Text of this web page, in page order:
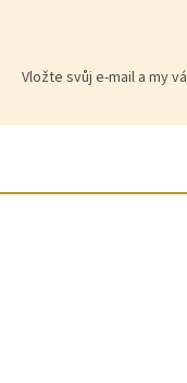
Vložte svůj e-mail a my